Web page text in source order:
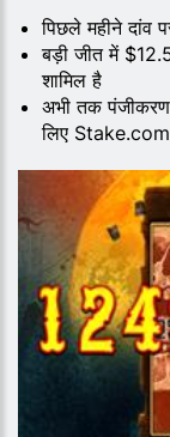
पिछले महीने दांव
बड़ी जीत में
शामिल है
अभी तक
लिए